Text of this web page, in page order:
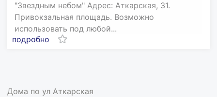
"Звездным небом" Адрес: Аткарская, 31.
Привокзальная площадь. Возможно
использовать под любой...
подробно
Дома по ул Аткарская